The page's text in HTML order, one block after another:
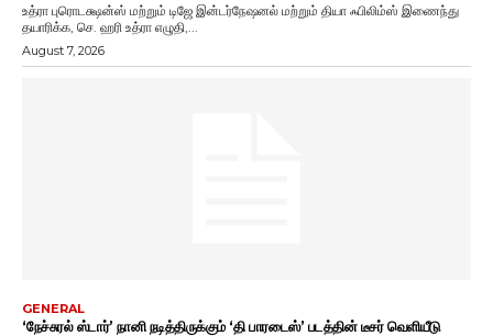
உத்ரா புரொடக்ஷன்ஸ் மற்றும் டிஜே இன்டர்நேஷனல் மற்றும் தியா ஃபிலிம்ஸ் இணைந்து
தயாரிக்க, செ. ஹரி உத்ரா எழுதி,...
August 7, 2026
GENERAL
‘நேச்சுரல் ஸ்டார்’ நானி நடித்திருக்கும் ‘தி பாரடைஸ்’ படத்தின் டீசர் வெளியீடு